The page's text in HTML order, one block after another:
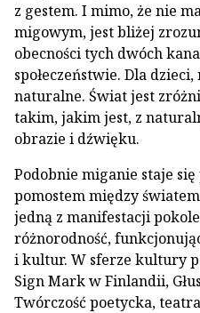
z gestem. I mimo, że nie
migowym, jest bliżej
obecności tych dwóch
społeczeństwie. Dla
naturalne. Świat jest
takim, jakim jest, z
obrazie i dźwięku.
Podobnie miganie staje
pomostem między
jedną z manifestacji
różnorodność,
i kultur. W sferze kultury
Sign Mark w Finlandii,
Twórczość poetycka,